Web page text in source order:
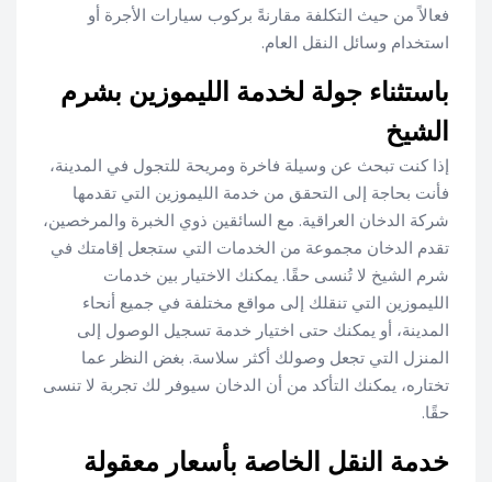
فعالاً من حيث التكلفة مقارنةً بركوب سيارات الأجرة أو
استخدام وسائل النقل العام.
باستثناء جولة لخدمة الليموزين بشرم
الشيخ
إذا كنت تبحث عن وسيلة فاخرة ومريحة للتجول في المدينة،
فأنت بحاجة إلى التحقق من خدمة الليموزين التي تقدمها
شركة الدخان العراقية. مع السائقين ذوي الخبرة والمرخصين،
تقدم الدخان مجموعة من الخدمات التي ستجعل إقامتك في
شرم الشيخ لا تُنسى حقًا. يمكنك الاختيار بين خدمات
الليموزين التي تنقلك إلى مواقع مختلفة في جميع أنحاء
المدينة، أو يمكنك حتى اختيار خدمة تسجيل الوصول إلى
المنزل التي تجعل وصولك أكثر سلاسة. بغض النظر عما
تختاره، يمكنك التأكد من أن الدخان سيوفر لك تجربة لا تنسى
حقًا.
خدمة النقل الخاصة بأسعار معقولة